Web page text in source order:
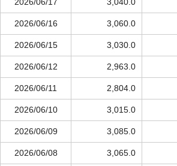
2026/06/16 3,060.0
2026/06/15 3,030.0
2026/06/12 2,963.0
2026/06/11 2,804.0
2026/06/10 3,015.0
2026/06/09 3,085.0
2026/06/08 3,065.0